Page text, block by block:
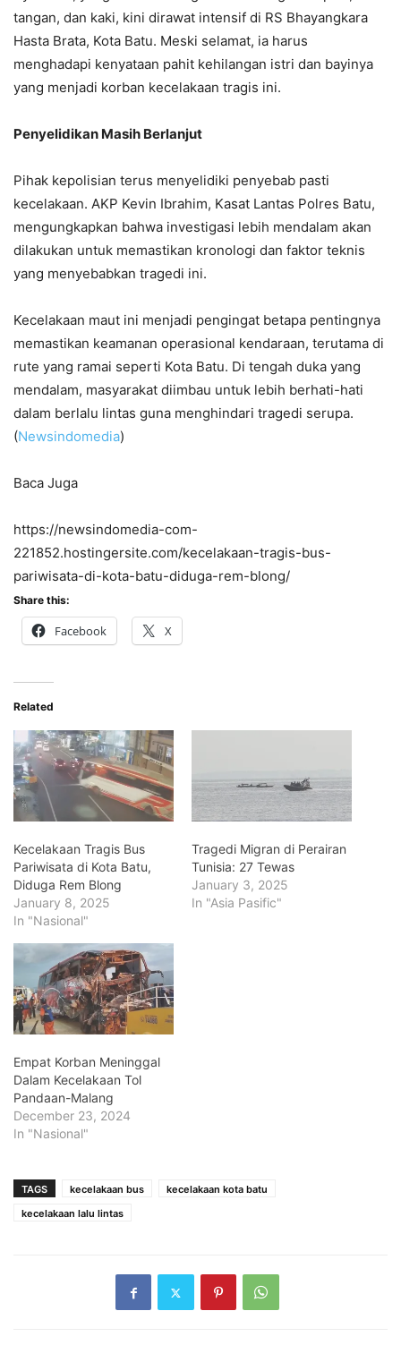
tangan, dan kaki, kini dirawat intensif di RS Bhayangkara
Hasta Brata, Kota Batu. Meski selamat, ia harus
menghadapi kenyataan pahit kehilangan istri dan bayinya
yang menjadi korban kecelakaan tragis ini.
Penyelidikan Masih Berlanjut
Pihak kepolisian terus menyelidiki penyebab pasti
kecelakaan. AKP Kevin Ibrahim, Kasat Lantas Polres Batu,
mengungkapkan bahwa investigasi lebih mendalam akan
dilakukan untuk memastikan kronologi dan faktor teknis
yang menyebabkan tragedi ini.
Kecelakaan maut ini menjadi pengingat betapa pentingnya
memastikan keamanan operasional kendaraan, terutama di
rute yang ramai seperti Kota Batu. Di tengah duka yang
mendalam, masyarakat diimbau untuk lebih berhati-hati
dalam berlalu lintas guna menghindari tragedi serupa.
(Newsindomedia)
Baca Juga
https://newsindomedia-com-
221852.hostingersite.com/kecelakaan-tragis-bus-
pariwisata-di-kota-batu-diduga-rem-blong/
Share this:
Facebook X
Related
Kecelakaan Tragis Bus
Pariwisata di Kota Batu,
Diduga Rem Blong
January 8, 2025
In "Nasional"
Tragedi Migran di Perairan
Tunisia: 27 Tewas
January 3, 2025
In "Asia Pasific"
Empat Korban Meninggal
Dalam Kecelakaan Tol
Pandaan-Malang
December 23, 2024
In "Nasional"
TAGS kecelakaan bus
kecelakaan kota batu
kecelakaan lalu lintas